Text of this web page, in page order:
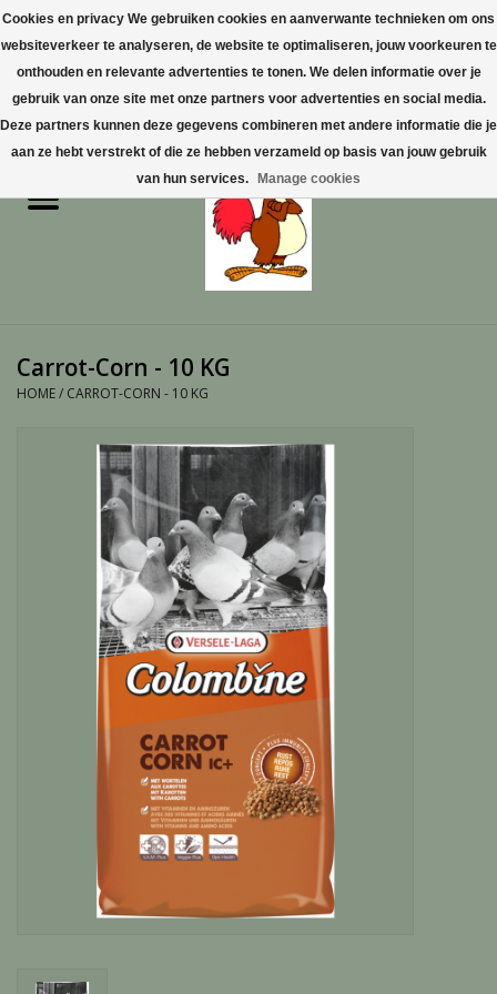
0 Artikelen - €0,00
Home
Vogelproducten aanschaffen
in Limburg
Knaagdieren
Diversen producten
Tuin Benodigdheden
Carrot-Corn - 10 KG
HOME/ CARROT-CORN - 10 KG
Cookies en privacy We gebruiken cookies en aanverwante technieken om ons
websiteverkeer te analyseren, de website te optimaliseren, jouw voorkeuren te
onthouden en relevante advertenties te tonen. We delen informatie over je
gebruik van onze site met onze partners voor advertenties en social media.
Deze partners kunnen deze gegevens combineren met andere informatie die je
aan ze hebt verstrekt of die ze hebben verzameld op basis van jouw gebruik
van hun services.
Manage cookies